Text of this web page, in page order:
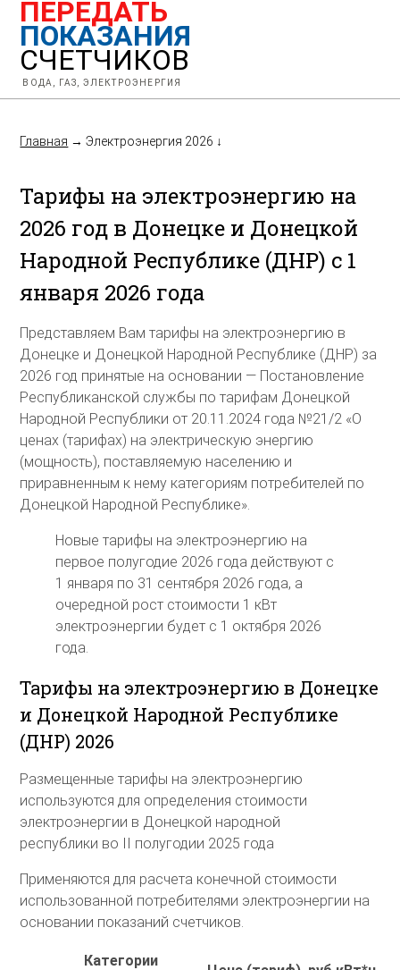
ПЕРЕДАТЬ
ПОКАЗАНИЯ
СЧЕТЧИКОВ
ВОДА, ГАЗ, ЭЛЕКТРОЭНЕРГИЯ
Главная →Электроэнергия 2026 ↓
Тарифы на электроэнергию на
2026 год в Донецке и Донецкой
Народной Республике (ДНР) с 1
января 2026 года
Представляем Вам тарифы на электроэнергию в
Донецке и Донецкой Народной Республике (ДНР) за
2026 год принятые на основании — Постановление
Республиканской службы по тарифам Донецкой
Народной Республики от 20.11.2024 года №21/2 «О
ценах (тарифах) на электрическую энергию
(мощность), поставляемую населению и
приравненным к нему категориям потребителей по
Донецкой Народной Республике».
Новые тарифы на электроэнергию на
первое полугодие 2026 года действуют с
1 января по 31 сентября 2026 года, а
очередной рост стоимости 1 кВт
электроэнергии будет с 1 октября 2026
года.
Тарифы на электроэнергию в Донецке
и Донецкой Народной Республике
(ДНР) 2026
Размещенные тарифы на электроэнергию
используются для определения стоимости
электроэнергии в Донецкой народной
республики во II полугодии 2025 года
Применяются для расчета конечной стоимости
использованной потребителями электроэнергии на
основании показаний счетчиков.
Категории